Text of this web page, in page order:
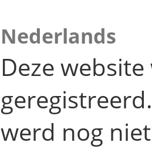
Nederlands
Deze
werd nog